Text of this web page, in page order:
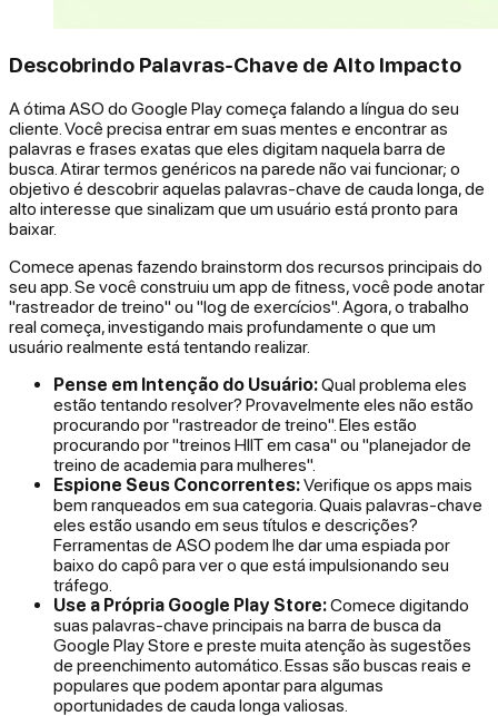
Descobrindo Palavras-Chave de Alto Impacto
A ótima ASO do Google Play começa falando a língua do seu
cliente. Você precisa entrar em suas mentes e encontrar as
palavras e frases exatas que eles digitam naquela barra de
busca. Atirar termos genéricos na parede não vai funcionar; o
objetivo é descobrir aquelas palavras-chave de cauda longa, de
alto interesse que sinalizam que um usuário está pronto para
baixar.
Comece apenas fazendo brainstorm dos recursos principais do
seu app. Se você construiu um app de fitness, você pode anotar
"rastreador de treino" ou "log de exercícios". Agora, o trabalho
real começa, investigando mais profundamente o que um
usuário realmente está tentando realizar.
Pense em Intenção do Usuário:Qual problema eles
estão tentando resolver? Provavelmente eles não estão
procurando por "rastreador de treino". Eles estão
procurando por "treinos HIIT em casa" ou "planejador de
treino de academia para mulheres".
Espione Seus Concorrentes:Verifique os apps mais
bem ranqueados em sua categoria. Quais palavras-chave
eles estão usando em seus títulos e descrições?
Ferramentas de ASO podem lhe dar uma espiada por
baixo do capô para ver o que está impulsionando seu
tráfego.
Use a Própria Google Play Store:Comece digitando
suas palavras-chave principais na barra de busca da
Google Play Store e preste muita atenção às sugestões
de preenchimento automático. Essas são buscas reais e
populares que podem apontar para algumas
oportunidades de cauda longa valiosas.